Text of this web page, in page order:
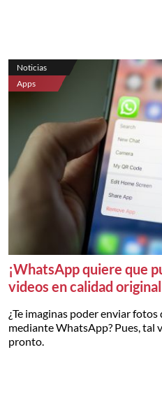
Noticias
Apps
¡WhatsApp quiere que
videos en calidad
¿Te imaginas poder enviar
mediante WhatsApp? Pues, tal
pronto.